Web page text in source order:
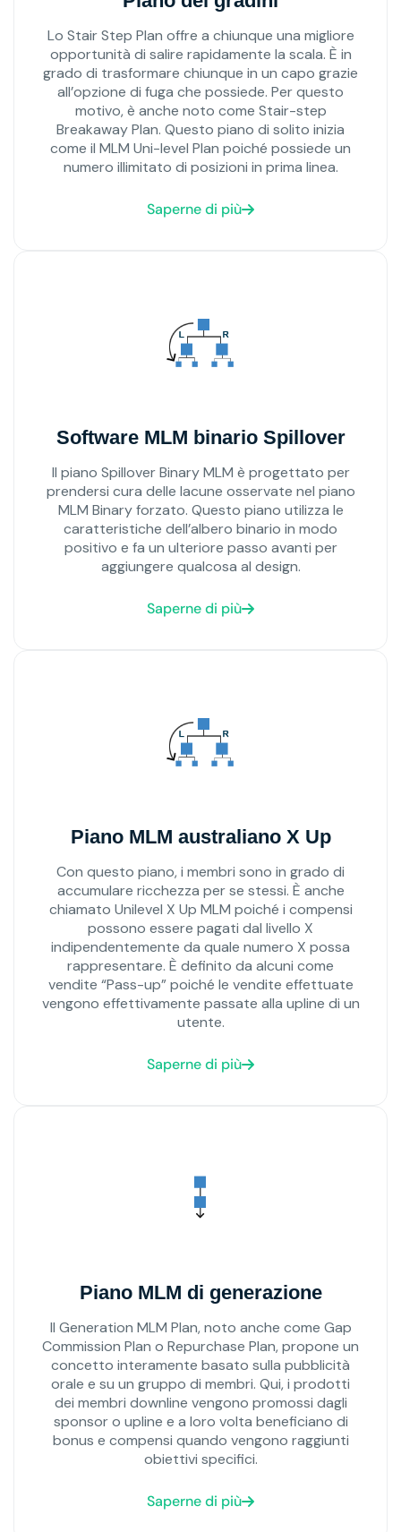
Lo Stair Step Plan offre a chiunque una migliore
opportunità di salire rapidamente la scala. È in
grado di trasformare chiunque in un capo grazie
all’opzione di fuga che possiede. Per questo
motivo, è anche noto come Stair-step
Breakaway Plan. Questo piano di solito inizia
come il MLM Uni-level Plan poiché possiede un
numero illimitato di posizioni in prima linea.
Saperne di più
Software MLM binario Spillover
Il piano Spillover Binary MLM è progettato per
prendersi cura delle lacune osservate nel piano
MLM Binary forzato. Questo piano utilizza le
caratteristiche dell’albero binario in modo
positivo e fa un ulteriore passo avanti per
aggiungere qualcosa al design.
Saperne di più
Piano MLM australiano X Up
Con questo piano, i membri sono in grado di
accumulare ricchezza per se stessi. È anche
chiamato Unilevel X Up MLM poiché i compensi
possono essere pagati dal livello X
indipendentemente da quale numero X possa
rappresentare. È definito da alcuni come
vendite “Pass-up” poiché le vendite effettuate
vengono effettivamente passate alla upline di un
utente.
Saperne di più
Piano MLM di generazione
Il Generation MLM Plan, noto anche come Gap
Commission Plan o Repurchase Plan, propone un
concetto interamente basato sulla pubblicità
orale e su un gruppo di membri. Qui, i prodotti
dei membri downline vengono promossi dagli
sponsor o upline e a loro volta beneficiano di
bonus e compensi quando vengono raggiunti
obiettivi specifici.
Saperne di più